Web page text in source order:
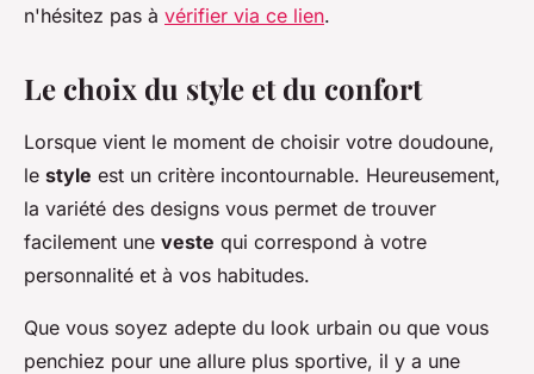
n'hésitez pas à vérifier via ce lien.
Le choix du style et du confort
Lorsque vient le moment de choisir votre doudoune,
le style est un critère incontournable. Heureusement,
la variété des designs vous permet de trouver
facilement une veste qui correspond à votre
personnalité et à vos habitudes.
Que vous soyez adepte du look urbain ou que vous
penchiez pour une allure plus sportive, il y a une